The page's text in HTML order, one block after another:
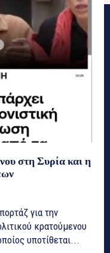
στη Συρία και η
για την
κρατούμενου
υποτίθεται...